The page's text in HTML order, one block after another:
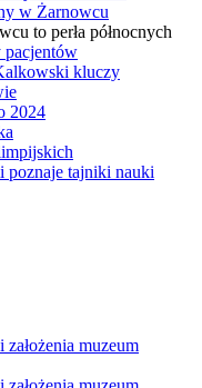
w Żarnowcu
to perła północnych
pacjentów
kluczy
2024
poznaje tajniki nauki